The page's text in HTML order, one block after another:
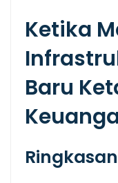
Ketika
Baru